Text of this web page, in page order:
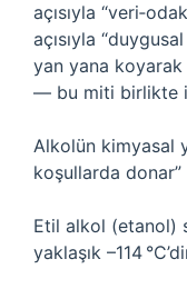
açısıyla
açısıyla
yan yana
— bu miti birlikte
Alkolün kimyasal
koşullarda
Etil alkol (etanol)
yaklaşık –114